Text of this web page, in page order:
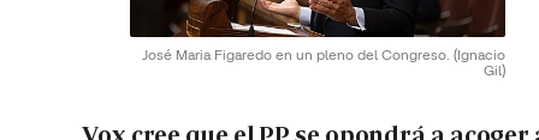
José Maria Figaredo en un pleno del Congreso. (Ignacio
Gil)